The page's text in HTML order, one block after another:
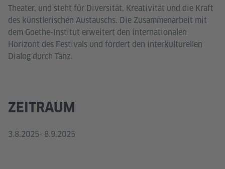
Theater, und steht für Diversität, Kreativität und die Kraft
des künstlerischen Austauschs. Die Zusammenarbeit mit
dem Goethe-Institut erweitert den internationalen
Horizont des Festivals und fördert den interkulturellen
Dialog durch Tanz.
ZEITRAUM
3.8.2025- 8.9.2025